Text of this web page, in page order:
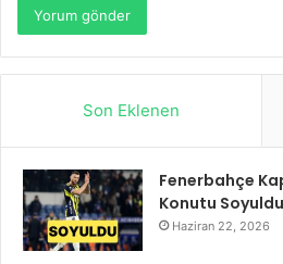
Son Eklenen
Fenerbahçe
Konutu Soyuldu
Haziran 22, 2026